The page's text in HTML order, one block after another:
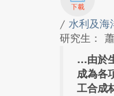
/ 水利及海
研究生：
由於
成為各
工合成